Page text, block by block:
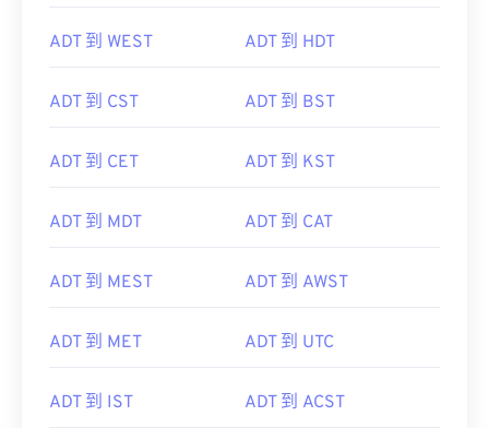
ADT 到 WEST ADT 到 HDT
ADT 到 CST ADT 到 BST
ADT 到 CET ADT 到 KST
ADT 到 MDT ADT 到 CAT
ADT 到 MEST ADT 到 AWST
ADT 到 MET ADT 到 UTC
ADT 到 IST ADT 到 ACST